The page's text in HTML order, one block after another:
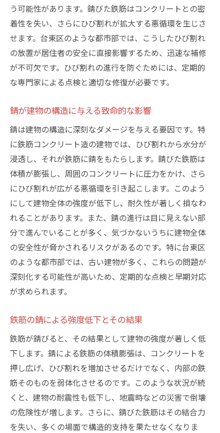
デジタル技術を活用した予防手法
建物の長寿命化に向けた取り組み
ひび割れ問題を解決する革新的技術
台東区の街並みとひび割れの深刻な影響
地域景観に与えるひび割れの影響
住民に及ぼす心理的影響について
台東区の歴史的建造物が直面する課題
街並み保存とひび割れ修繕の両立
地域コミュニティと協力した対策
ひび割れがもたらす建物の耐久性への挑戦
耐久性を左右するひび割れの特徴
鉄筋コンクリートとひび割れの相性
ひび割れが引き起こす構造的欠陥
耐久性向上のための素材選び
建物の定期検査が重要な理由
ひび割れを克服するための革新的技法
台東区で進行するひび割れと錆の連鎖反応
連鎖的な劣化現象のメカニズム
防ぐべき建物劣化の初期症状
台東区における緊急対応策
連鎖反応を阻止するための新技術
ひび割れが進行する前にできること
ひび割れと錆から守るための予防策を学ぶ
予防策としての防水コーティング技術
う可能性があります。錆びた鉄筋はコンクリートとの密
着性を失い、さらにひび割れが拡大する悪循環を生じさ
せます。台東区のような都市部では、こうしたひび割れ
の放置が居住者の安全に直接影響するため、迅速な補修
が不可欠です。ひび割れの進行を防ぐためには、定期的
な専門家による点検と適切な修復が必要です。
錆が建物の構造に与える致命的な影響
錆は建物の構造に深刻なダメージを与える要因です。特
に鉄筋コンクリート造の建物では、ひび割れから水分が
浸透し、それが鉄筋に錆をもたらします。錆びた鉄筋は
体積が膨張し、周囲のコンクリートに圧力をかけ、さら
にひび割れが広がる悪循環を引き起こします。このよう
にして建物全体の強度が低下し、耐久性が著しく損なわ
れることがあります。また、錆の進行は目に見えない部
分で進んでいることが多く、気づかないうちに建物全体
の安全性が脅かされるリスクがあるのです。特に台東区
のような都市部では、古い建物が多く、これらの問題が
深刻化する可能性が高いため、定期的な点検と早期対応
が求められます。
鉄筋の錆による強度低下とその結果
鉄筋が錆びると、その結果として建物の強度が著しく低
下します。錆による鉄筋の体積膨張は、コンクリートを
押し広げ、ひび割れを増加させるだけでなく、内部の鉄
筋そのものを弱体化させるのです。このような状況が続
くと、建物の耐震性も低下し、地震時などの災害で倒壊
の危険性が増します。さらに、錆びた鉄筋はその結合力
を失い、多くの場面で構造的支持を果たせなくなりま